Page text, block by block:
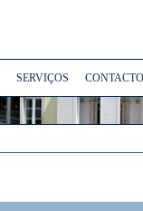
SERVIÇOS